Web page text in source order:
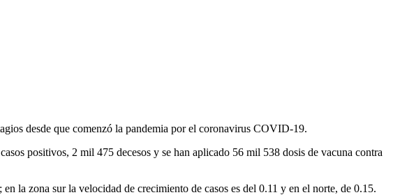
desde que comenzó la pandemia por el coronavirus COVID-19.
positivos, 2 mil 475 decesos y se han aplicado 56 mil 538 dosis de vacuna contra
la zona sur la velocidad de crecimiento de casos es del 0.11 y en el norte, de 0.15.